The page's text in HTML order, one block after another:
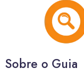
Sobre o Guia